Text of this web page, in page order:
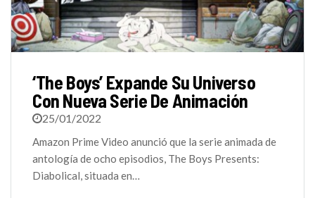
‘The Boys’ Expande Su Universo
Con Nueva Serie De Animación
25/01/2022
Amazon Prime Video anunció que la serie animada de
antología de ocho episodios, The Boys Presents:
Diabolical, situada en…